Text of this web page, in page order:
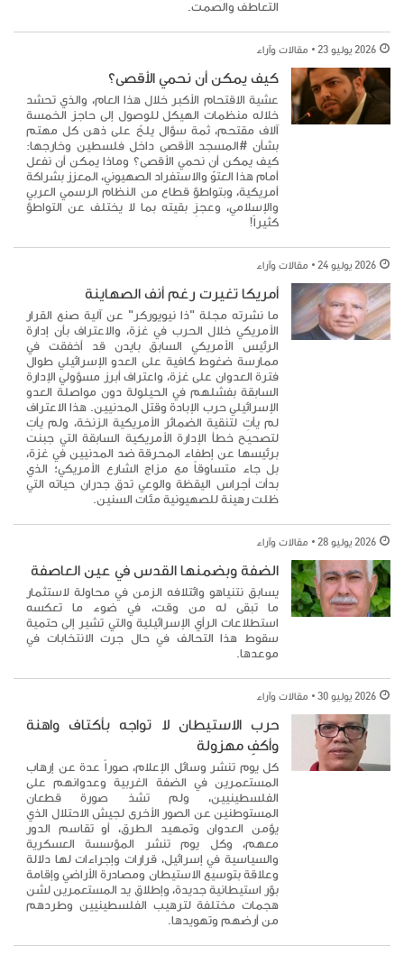
التعاطف والصمت.
2026 يوليو 23 مقالات وآراء
كيف يمكن أن نحمي الأقصى؟
عشية الاقتحام الأكبر خلال هذا العام، والذي تحشد
خلاله منظمات الهيكل للوصول إلى حاجز الخمسة
آلاف مقتحم، ثمة سؤال يلحّ على ذهن كل مهتم
بشأن #المسجد الأقصى داخل فلسطين وخارجها:
كيف يمكن أن نحمي الأقصى؟ وماذا يمكن أن نفعل
أمام هذا العتوّ والاستفراد الصهيوني، المعزز بشراكة
أمريكية، وبتواطؤ قطاع من النظام الرسمي العربي
والإسلامي، وعجزِ بقيته بما لا يختلف عن التواطؤ
كثيراً!
2026 يوليو 24 مقالات وآراء
أمريكا تغيرت رغم أنف الصهاينة
ما نشرته مجلة "ذا نيويوركر" عن آلية صنع القرار
الأمريكي خلال الحرب في غزة، والاعتراف بأن إدارة
الرئيس الأمريكي السابق بايدن قد أخفقت في
ممارسة ضغوط كافية على العدو الإسرائيلي طوال
فترة العدوان على غزة، واعتراف أبرز مسؤولي الإدارة
السابقة بفشلهم في الحيلولة دون مواصلة العدو
الإسرائيلي حرب الإبادة وقتل المدنيين. هذا الاعتراف
لم يأتِ لتنقية الضمائر الأمريكية الزنخة، ولم يأتِ
لتصحيح خطأ الإدارة الأمريكية السابقة التي جبنت
برئيسها عن إطفاء المحرقة ضد المدنيين في غزة،
بل جاء متساوقاً مع مزاج الشارع الأمريكي؛ الذي
بدأت أجراس اليقظة والوعي تدق جدران حياته التي
ظلت رهينة للصهيونية مئات السنين.
2026 يوليو 28 مقالات وآراء
الضفة وبضمنها القدس في عين العاصفة
يسابق نتنياهو وائتلافه الزمن في محاولة لاستثمار
ما تبقى له من وقت، في ضوء ما تعكسه
استطلاعات الرأي الإسرائيلية والتي تشير إلى حتمية
سقوط هذا التحالف في حال جرت الانتخابات في
موعدها.
2026 يوليو 30 مقالات وآراء
حرب الاستيطان لا تواجه بأكتاف واهنة
وأكفٍ مهزولة
كل يوم تنشر وسائل الإعلام، صوراً عدة عن إرهاب
المستعمرين في الضفة الغربية وعدوانهم على
الفلسطينيين، ولم تشذ صورة قطعان
المستوطنين عن الصور الأخرى لجيش الاحتلال الذي
يؤمن العدوان وتمهيد الطرق، أو تقاسم الدور
معهم، وكل يوم تنشر المؤسسة العسكرية
والسياسية في إسرائيل، قرارات وإجراءات لها دلالة
وعلاقة بتوسيع الاستيطان ومصادرة الأراضي وإقامة
بؤر استيطانية جديدة، وإطلاق يد المستعمرين لشن
هجمات مختلفة لترهيب الفلسطينيين وطردهم
من أرضهم وتهويدها.